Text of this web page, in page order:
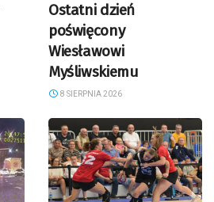
Ostatni dzień
poświęcony
Wiesławowi
Myśliwskiemu
8 SIERPNIA 2026